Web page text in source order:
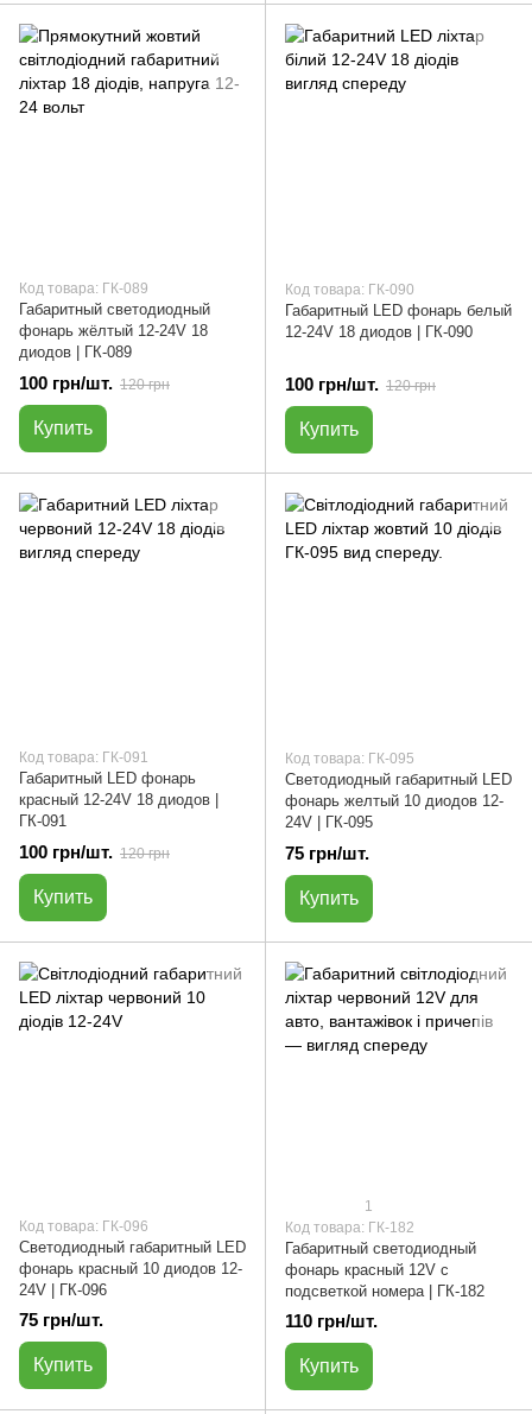
Код товара: ГК-089
Габаритный светодиодный
фонарь жёлтый 12-24V 18
диодов | ГК-089
100 грн/шт. 120 грн
Купить
Код товара: ГК-090
Габаритный LED фонарь белый
12-24V 18 диодов | ГК-090
100 грн/шт. 120 грн
Купить
Код товара: ГК-091
Габаритный LED фонарь
красный 12-24V 18 диодов |
ГК-091
100 грн/шт. 120 грн
Купить
Код товара: ГК-095
Светодиодный габаритный LED
фонарь желтый 10 диодов 12-
24V | ГК-095
75 грн/шт.
Купить
Код товара: ГК-096
Светодиодный габаритный LED
фонарь красный 10 диодов 12-
24V | ГК-096
75 грн/шт.
Купить
1
Код товара: ГК-182
Габаритный светодиодный
фонарь красный 12V с
подсветкой номера | ГК-182
110 грн/шт.
Купить